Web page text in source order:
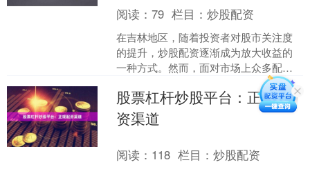
阅读：79 栏目：炒股配资
在吉林地区，随着投资者对股市关注度
的提升，炒股配资逐渐成为放大收益的
一种方式。然而，面对市场上众多配资
公司，如何筛选出**正规安全**的平台，
是每位投资者必须重....
股票杠杆炒股平台：正规配
资渠道
阅读： 118 栏目：炒股配资